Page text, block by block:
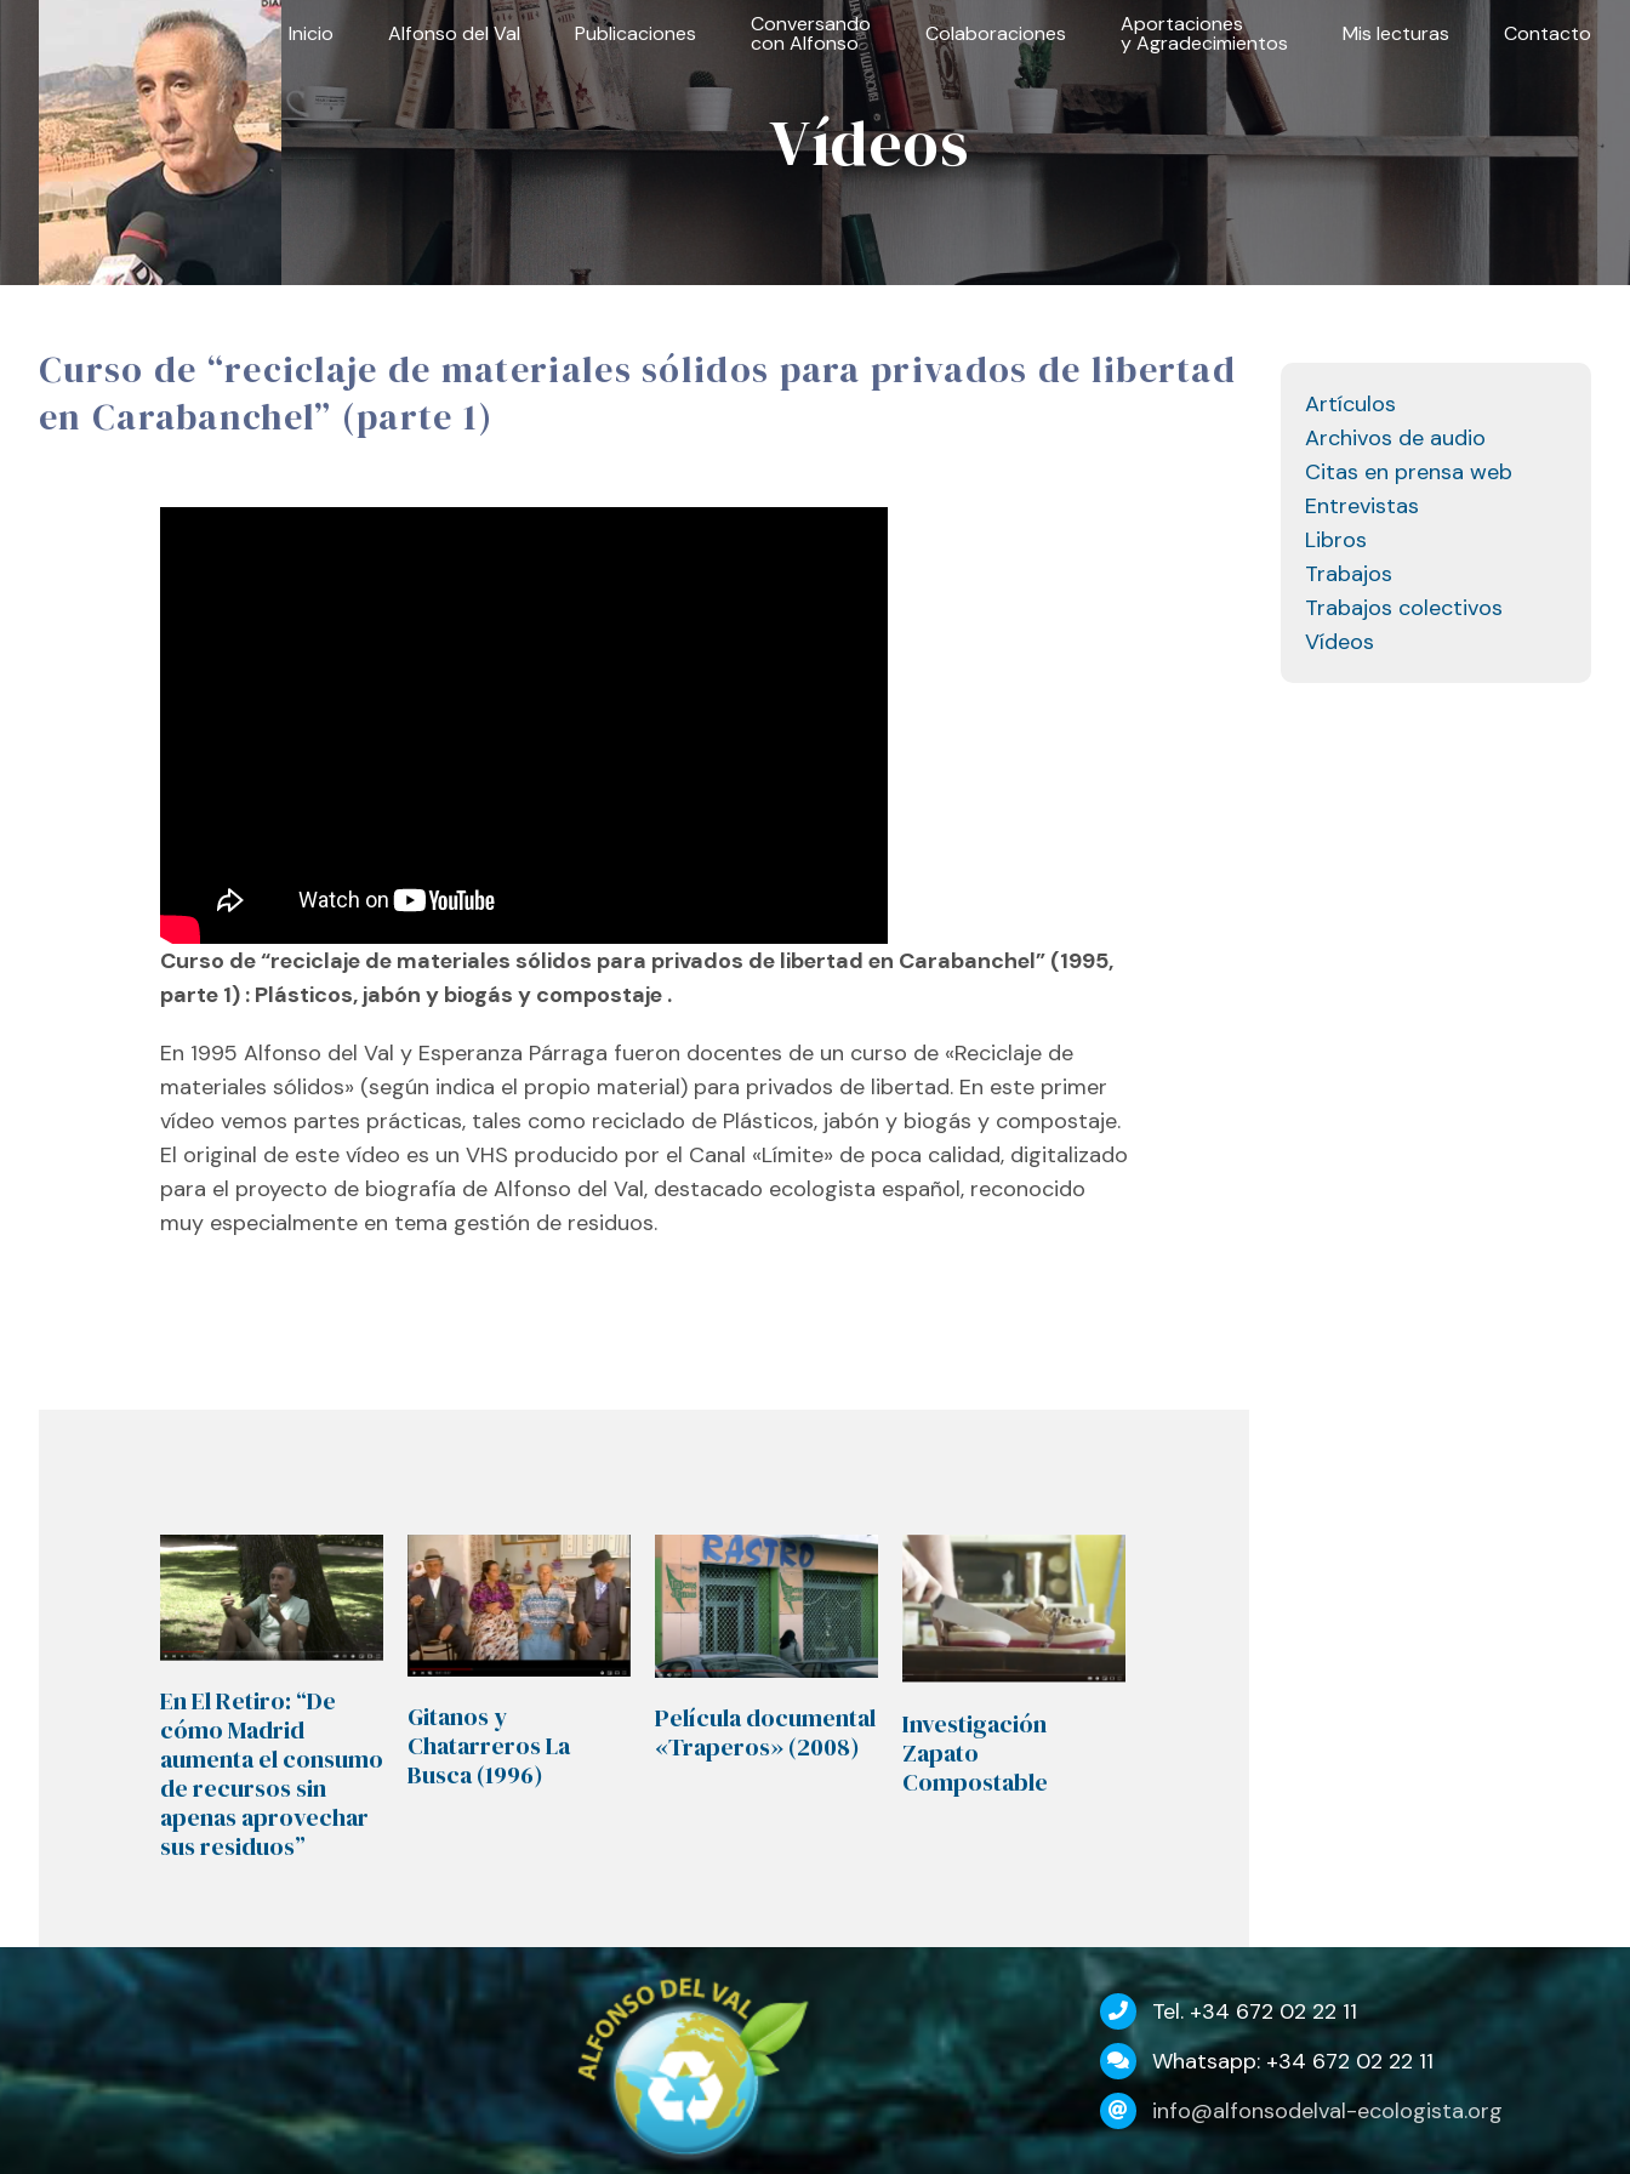
content
Inicio Alfonso del Val Publicaciones Conversando
con Alfonso Colaboraciones Aportaciones
y Agradecimientos Mis lecturas Contacto
Vídeos
Curso de “reciclaje de materiales sólidos para privados de libertad
en Carabanchel” (parte 1)
Curso de “reciclaje de materiales sólidos para privados de libertad en Carabanchel” (1995,
parte 1) : Plásticos, jabón y biogás y compostaje .
En 1995 Alfonso del Val y Esperanza Párraga fueron docentes de un curso de «Reciclaje de
materiales sólidos» (según indica el propio material) para privados de libertad. En este primer
vídeo vemos partes prácticas, tales como reciclado de Plásticos, jabón y biogás y compostaje.
El original de este vídeo es un VHS producido por el Canal «Límite» de poca calidad, digitalizado
para el proyecto de biografía de Alfonso del Val, destacado ecologista español, reconocido
muy especialmente en tema gestión de residuos.
En El Retiro: “De
cómo Madrid
aumenta el consumo
de recursos sin
apenas aprovechar
sus residuos”
Gitanos y
Chatarreros La
Busca (1996)
Película documental
«Traperos» (2008)
Investigación
Zapato
Compostable
Artículos
Archivos de audio
Citas en prensa web
Entrevistas
Libros
Trabajos
Trabajos colectivos
Vídeos
Tel. +34 672 02 22 11
Whatsapp: +34 672 02 22 11
info@alfonsodelval-ecologista.org